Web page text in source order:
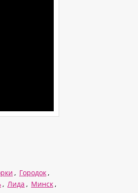
, Городок,
, Лида , Минск,